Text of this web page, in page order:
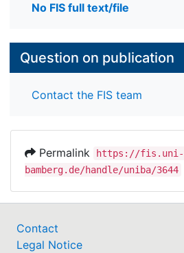
No FIS full text/file
Question on publication
Contact the FIS team
Permalink
https://fis.uni-
bamberg.de/handle/uniba/3644
Contact
Legal Notice